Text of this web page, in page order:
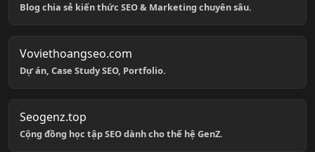
Blog chia sẻ kiến thức SEO & Marketing chuyên sâu.
Voviethoangseo.com
Dự án, Case Study SEO, Portfolio.
Seogenz.top
Cộng đồng học tập SEO dành cho thế hệ GenZ.